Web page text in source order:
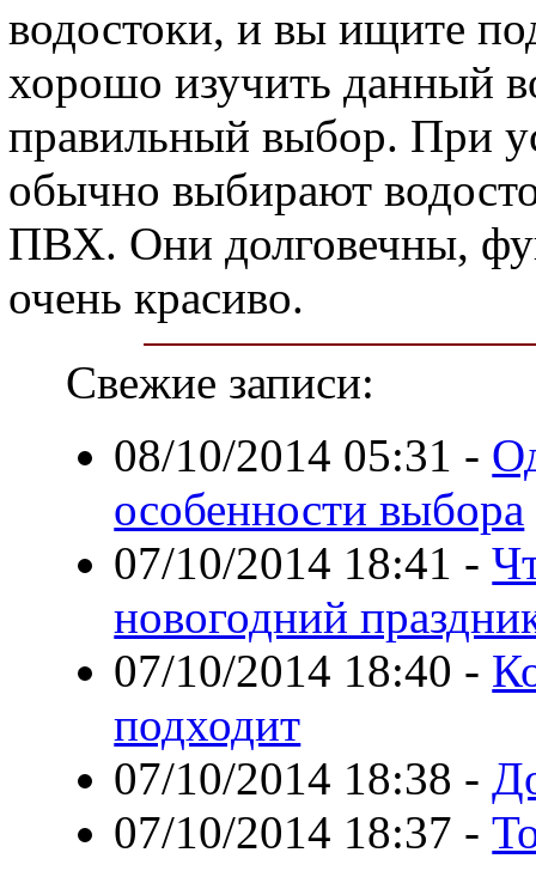
водостоки, и вы ищите
хорошо изучить данный
правильный выбор. При
обычно выбирают
ПВХ. Они долговечны,
очень красиво.
Свежие записи:
08/10/2014 05:31 -
особенности выбора
07/10/2014 18:41 -
новогодний
07/10/2014 18:40 -
подходит
07/10/2014 18:38 -
07/10/2014 18:37 -